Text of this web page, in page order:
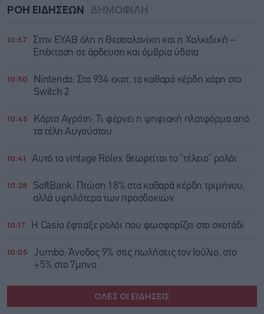
ΡΟΗ ΕΙΔΗΣΕΩΝ ΔΗΜΟΦΙΛΗ
10:57
Στην ΕΥΑΘ όλη η Θεσσαλονίκη και η Χαλκιδική –
Επέκταση σε άρδευση και όμβρια ύδατα
10:50
Nintendo: Στα 934 εκατ. τα καθαρά κέρδη χάρη στο
Switch 2
10:45
Κάρτα Αγρότη: Τι φέρνει η ψηφιακή πλατφόρμα από
τα τέλη Αυγούστου
10:41 Αυτό το vintage Rolex θεωρείται το “τέλειο” ρολόι
10:28
SoftBank: Πτώση 18% στα καθαρά κέρδη τριμήνου,
αλλά υψηλότερα των προσδοκιών
10:17 Η Casio έφτιαξε ρολόι που φωσφορίζει στο σκοτάδι
10:05
Jumbo: Άνοδος 9% στις πωλήσεις τον Ιούλιο, στο
+5% στο 7μηνο
ΟΛΕΣ ΟΙ ΕΙΔΗΣΕΙΣ